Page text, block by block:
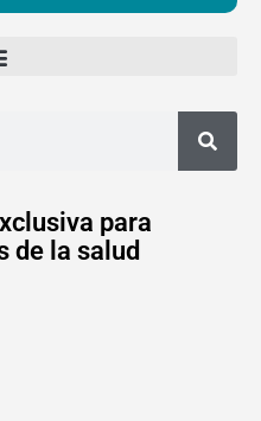
para
de la salud